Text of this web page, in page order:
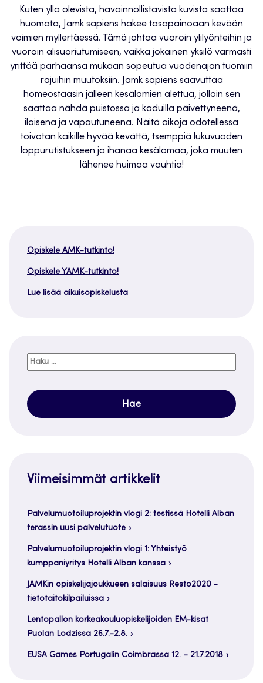
Kuten yllä olevista, havainnollistavista kuvista saattaa
huomata, Jamk sapiens hakee tasapainoaan kevään
voimien myllertäessä. Tämä johtaa vuoroin ylilyönteihin ja
vuoroin alisuoriutumiseen, vaikka jokainen yksilö varmasti
yrittää parhaansa mukaan sopeutua vuodenajan tuomiin
rajuihin muutoksiin. Jamk sapiens saavuttaa
homeostaasin jälleen kesälomien alettua, jolloin sen
saattaa nähdä puistossa ja kaduilla päivettyneenä,
iloisena ja vapautuneena. Näitä aikoja odotellessa
toivotan kaikille hyvää kevättä, tsemppiä lukuvuoden
loppurutistukseen ja ihanaa kesälomaa, joka muuten
lähenee huimaa vauhtia!
Opiskele AMK-tutkinto!
Opiskele YAMK-tutkinto!
Lue lisää aikuisopiskelusta
Haku:
Viimeisimmät artikkelit
Palvelumuotoiluprojektin vlogi 2: testissä Hotelli Alban
terassin uusi palvelutuote
Palvelumuotoiluprojektin vlogi 1: Yhteistyö
kumppaniyritys Hotelli Alban kanssa
JAMKin opiskelijajoukkueen salaisuus Resto2020 -
tietotaitokilpailuissa
Lentopallon korkeakouluopiskelijoiden EM-kisat
Puolan Lodzissa 26.7.-2.8.
EUSA Games Portugalin Coimbrassa 12. – 21.7.2018